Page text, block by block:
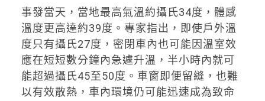
事發當天，當地最高氣溫約攝氏34度，體感
溫度更高達約39度。專家指出，即使戶外溫
度只有攝氏27度，密閉車內也可能因溫室效
應在短短數分鐘內急遽升溫，半小時內就可
能超過攝氏45至50度。車窗即便留縫，也難
以有效散熱，車內環境仍可能迅速成為致命